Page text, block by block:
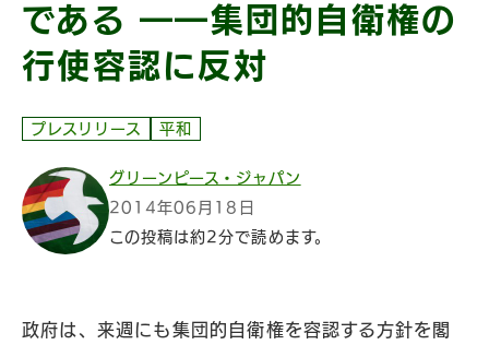
である ――集団的自衛権の
行使容認に反対
プレスリリース 平和
グリーンピース・ジャパン
2014年06月18日
この投稿は約2分で読めます。
政府は、来週にも集団的自衛権を容認する方針を閣